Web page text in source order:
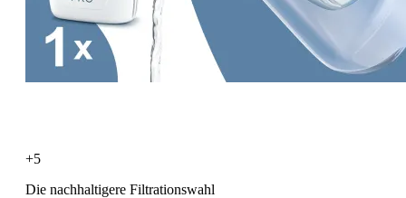
+5
Die nachhaltigere Filtrationswahl